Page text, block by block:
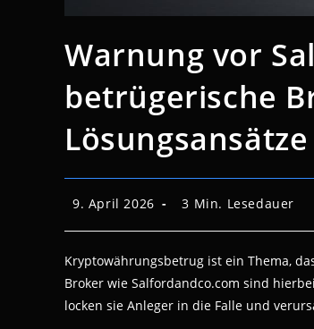
Warnung vor
betrügerische
Lösungsansätze
Beitrag
veröffentlicht:
9. April 2026 Lesedauer:
3 Min. Lesedauer
Kryptowährungsbetrug ist ein Thema,
Broker wie Salfordandco.com sind
locken sie Anleger in die Falle und